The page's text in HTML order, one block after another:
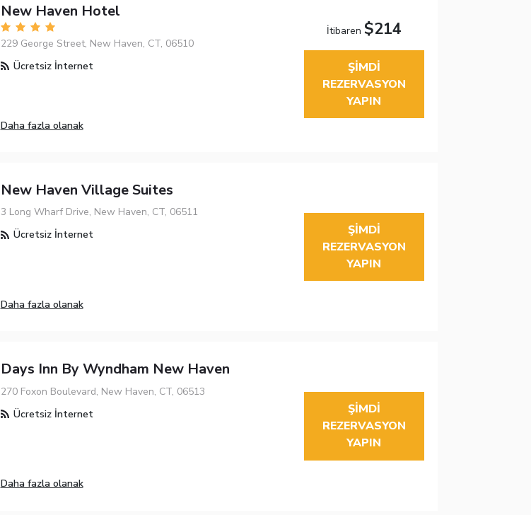
New Haven Hotel
229 George Street, New Haven, CT, 06510
Ücretsiz İnternet
Daha fazla olanak
İtibaren $214
ŞIMDI
REZERVASYON
YAPIN
New Haven Village Suites
3 Long Wharf Drive, New Haven, CT, 06511
Ücretsiz İnternet
Daha fazla olanak
ŞIMDI
REZERVASYON
YAPIN
Days Inn By Wyndham New Haven
270 Foxon Boulevard, New Haven, CT, 06513
Ücretsiz İnternet
Daha fazla olanak
ŞIMDI
REZERVASYON
YAPIN